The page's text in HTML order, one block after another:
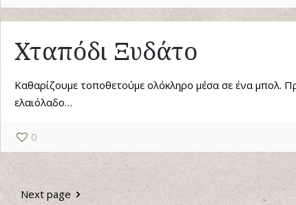
Χταπόδι Ξυδάτο
Καθαρίζουμε τοποθετούμε ολόκληρο μέσα σε ένα μπολ.
ελαιόλαδο…
0
Next page